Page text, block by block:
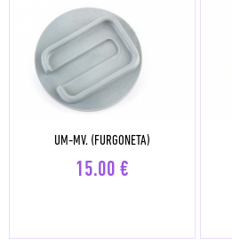
UM-MV. (FURGONETA)
15.00 €